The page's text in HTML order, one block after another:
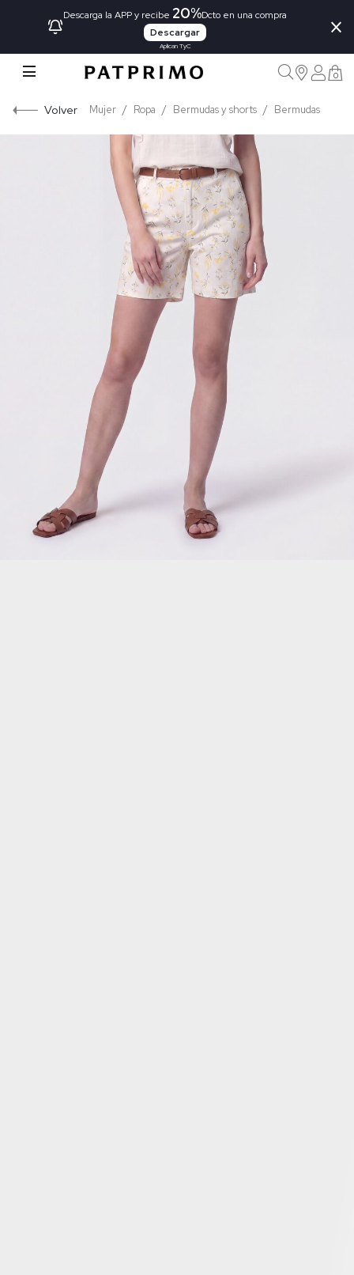
Descarga la APP y recibe 20%Dcto en una compra
Descargar
Aplican TyC
×
0
Volver Mujer Ropa Bermudas y shorts Bermudas